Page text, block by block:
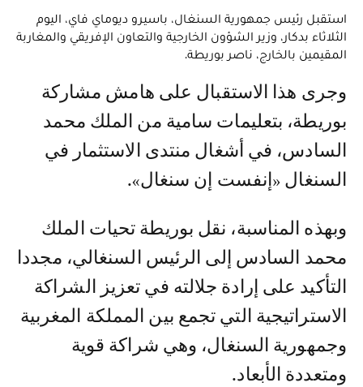
استقبل رئيس جمهورية السنغال، باسيرو ديوماي فاي، اليوم
الثلاثاء بدكار، وزير الشؤون الخارجية والتعاون الإفريقي والمغاربة
المقيمين بالخارج، ناصر بوريطة.
وجرى هذا الاستقبال على هامش مشاركة
بوريطة، بتعليمات سامية من الملك محمد
السادس، في أشغال منتدى الاستثمار في
السنغال «إنفست إن سنغال».
وبهذه المناسبة، نقل بوريطة تحيات الملك
محمد السادس إلى الرئيس السنغالي، مجددا
التأكيد على إرادة جلالته في تعزيز الشراكة
الاستراتيجية التي تجمع بين المملكة المغربية
وجمهورية السنغال، وهي شراكة قوية
ومتعددة الأبعاد.